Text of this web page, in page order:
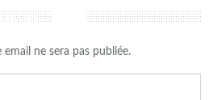
email ne sera pas publiée.